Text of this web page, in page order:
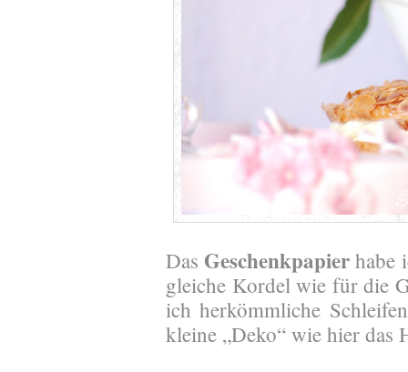
Das Geschenkpapierhabe
gleiche Kordel wie für die
ich herkömmliche
kleine „Deko“ wie hier das